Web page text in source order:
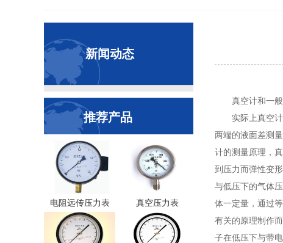
新闻动态
推荐产品
电阻远传压力表 真空压力表
真空计和一
实际上真空
两端的液面差测
计的测量原理，
到压力而弹性变
与低压下的气体
体一定量，通过
有关的原理制作
子在低压下与带